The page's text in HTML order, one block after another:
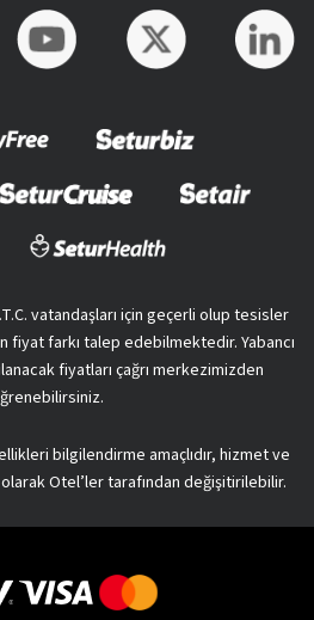
vatandaşları için geçerli olup tesisler
fiyat farkı talep edebilmektedir. Yabancı
fiyatları çağrı merkezimizden
bilgilendirme amaçlıdır, hizmet ve
Otel’ler tarafından değişitirilebilir.